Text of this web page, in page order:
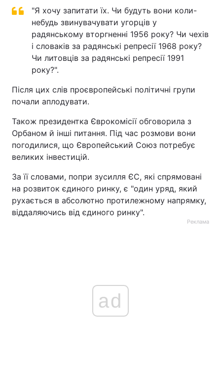
Тема оформлення
"Я хочу запитати їх. Чи будуть вони коли-
небудь звинувачувати угорців у
радянському вторгненні 1956 року? Чи чехів
і словаків за радянські репресії 1968 року?
Чи литовців за радянські репресії 1991
року?".
Після цих слів проєвропейські політичні групи
почали аплодувати.
Також президентка Єврокомісії обговорила з
Орбаном й інші питання. Під час розмови вони
погодилися, що Європейський Союз потребує
великих інвестицій.
За її словами, попри зусилля ЄС, які спрямовані
на розвиток єдиного ринку, є "один уряд, який
рухається в абсолютно протилежному напрямку,
віддаляючись від єдиного ринку".
Реклама
ad